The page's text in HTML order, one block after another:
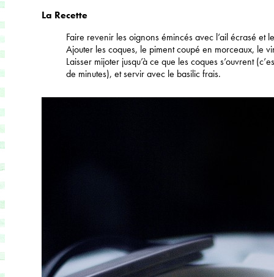
La Recette
Faire revenir les oignons émincés avec l’ail écrasé et
Ajouter les coques, le piment coupé en morceaux, le
Laisser mijoter jusqu’à ce que les coques s’ouvrent
de minutes), et servir avec le basilic frais.